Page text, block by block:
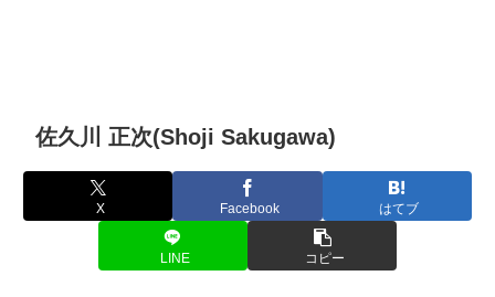
佐久川 正次(Shoji Sakugawa)
X Facebook はてブ
LINE コピー